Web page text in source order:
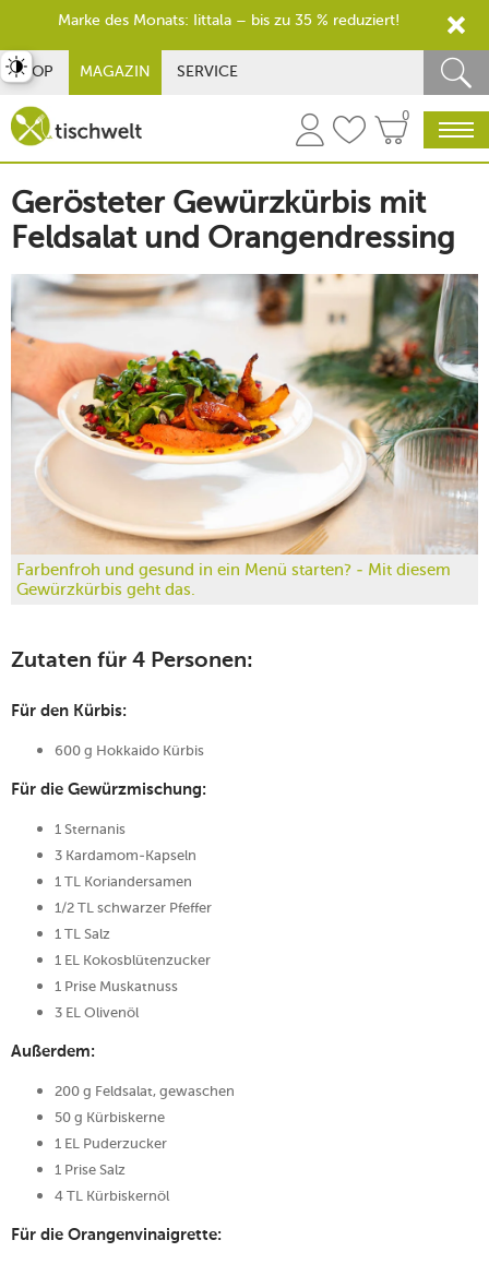
SHOP MAGAZIN SERVICE
0
Gerösteter Gewürzkürbis mit
Feldsalat und Orangendressing
Farbenfroh und gesund in ein Menü starten? - Mit diesem
Gewürzkürbis geht das.
Zutaten für 4 Personen:
Für den Kürbis:
600 g Hokkaido Kürbis
Für die Gewürzmischung:
1 Sternanis
3 Kardamom-Kapseln
1 TL Koriandersamen
1/2 TL schwarzer Pfeffer
1 TL Salz
1 EL Kokosblütenzucker
1 Prise Muskatnuss
3 EL Olivenöl
Außerdem:
200 g Feldsalat, gewaschen
50 g Kürbiskerne
1 EL Puderzucker
1 Prise Salz
4 TL Kürbiskernöl
Für die Orangenvinaigrette:
umschalten
Marke des Monats: Iittala – bis zu 35 % reduziert!